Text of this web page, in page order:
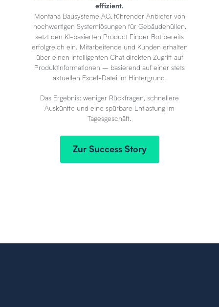
effizient.
Montana Bausysteme AG, führender Anbieter von
hochwertigen Systemlösungen für Gebäudehüllen,
setzt den KI-basierten Product Finder Bot bereits
erfolgreich ein. Mitarbeitende und Kunden erhalten
über einen intelligenten Chat direkten Zugriff auf
Produktinformationen – basierend auf einer stets
aktuellen Excel-Datei im Hintergrund.
Das Ergebnis: weniger Rückfragen, schnellere
Auskünfte und eine spürbare Entlastung im
Tagesgeschäft.
Zur Success Story